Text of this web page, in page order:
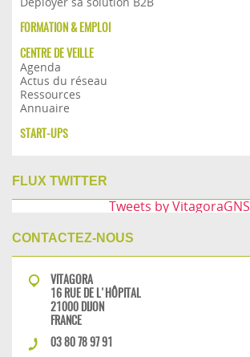
FORMATION & EMPLOI
CENTRE DE VEILLE
Agenda
Actus du réseau
Ressources
Annuaire
START-UPS
FLUX TWITTER
Tweets by VitagoraGNS
CONTACTEZ-NOUS
VITAGORA
16 RUE DE L'HÔPITAL
21000 DIJON
FRANCE
03 80 78 97 91